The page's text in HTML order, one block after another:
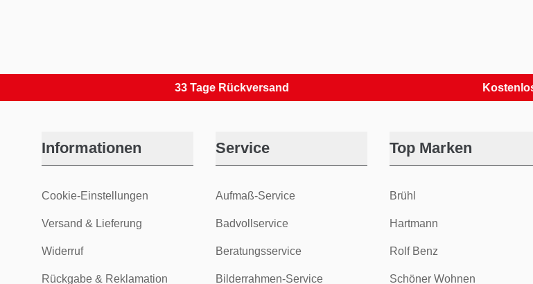
33 Tage Rückversand Kostenlose
Informationen
Cookie-Einstellungen
Versand & Lieferung
Widerruf
Rückgabe & Reklamation
Service
Aufmaß-Service
Badvollservice
Beratungsservice
Bilderrahmen-Service
Top Marken
Brühl
Hartmann
Rolf Benz
Schöner Wohnen